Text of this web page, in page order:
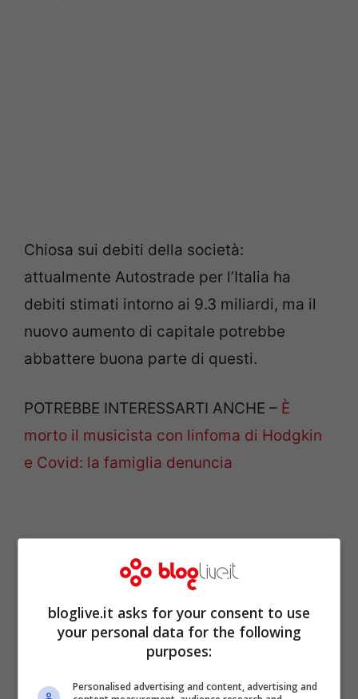
Chiosa sui debiti della società:
attualmente Autostrade per l’Italia ha
debiti stimati intorno ai 9.3 miliardi, ma il
nuovo aumento di capitale potrebbe
abbattere buona parte di questi.
POTREBBE INTERESSARTI ANCHE – È
morto il musicista con linfoma di Hodgkin
e Covid: la famiglia denuncia
bloglive.it asks for your consent to use
your personal data for the following
purposes:
Personalised advertising and content, advertising and